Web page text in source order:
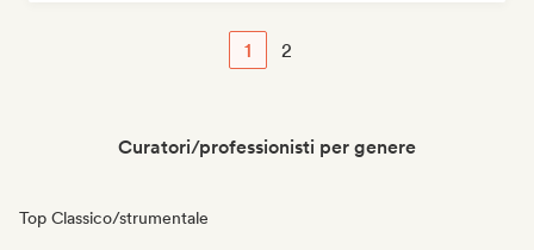
1 2
Curatori/professionisti per genere
Top Classico/strumentale